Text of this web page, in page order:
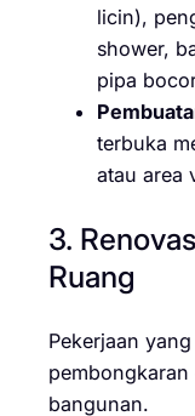
licin),
shower,
pipa
terbuka
atau area
3.
Ruang
Pekerjaan
bangunan.